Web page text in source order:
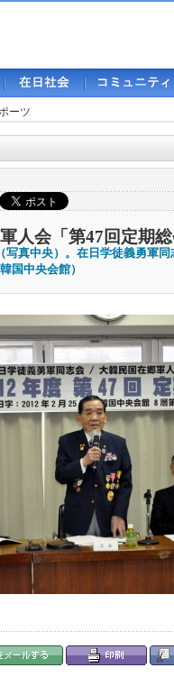
ーツ
人会「第47回定期
写真中央）。在日学徒義勇軍
国中央会館）